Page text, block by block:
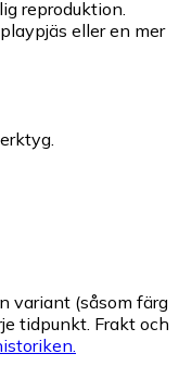
reproduktion.
eller en mer
variant (såsom färg
tidpunkt. Frakt och